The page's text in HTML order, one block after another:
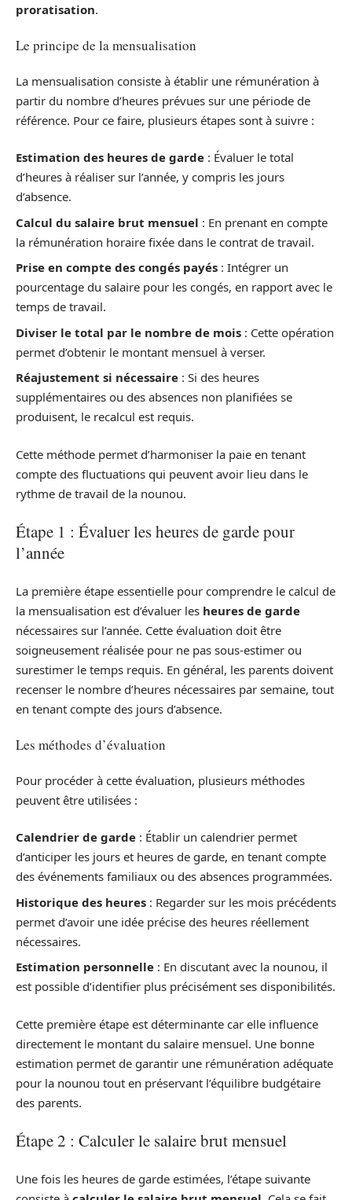
proratisation.
Le principe de la mensualisation
La mensualisation consiste à établir une rémunération à
partir du nombre d’heures prévues sur une période de
référence. Pour ce faire, plusieurs étapes sont à suivre :
Estimation des heures de garde : Évaluer le total
d’heures à réaliser sur l’année, y compris les jours
d’absence.
Calcul du salaire brut mensuel : En prenant en compte
la rémunération horaire fixée dans le contrat de travail.
Prise en compte des congés payés : Intégrer un
pourcentage du salaire pour les congés, en rapport avec le
temps de travail.
Diviser le total par le nombre de mois : Cette opération
permet d’obtenir le montant mensuel à verser.
Réajustement si nécessaire : Si des heures
supplémentaires ou des absences non planifiées se
produisent, le recalcul est requis.
Cette méthode permet d’harmoniser la paie en tenant
compte des fluctuations qui peuvent avoir lieu dans le
rythme de travail de la nounou.
Étape 1 : Évaluer les heures de garde pour
l’année
La première étape essentielle pour comprendre le calcul de
la mensualisation est d’évaluer les heures de garde
nécessaires sur l’année. Cette évaluation doit être
soigneusement réalisée pour ne pas sous-estimer ou
surestimer le temps requis. En général, les parents doivent
recenser le nombre d’heures nécessaires par semaine, tout
en tenant compte des jours d’absence.
Les méthodes d’évaluation
Pour procéder à cette évaluation, plusieurs méthodes
peuvent être utilisées :
Calendrier de garde : Établir un calendrier permet
d’anticiper les jours et heures de garde, en tenant compte
des événements familiaux ou des absences programmées.
Historique des heures : Regarder sur les mois précédents
permet d’avoir une idée précise des heures réellement
nécessaires.
Estimation personnelle : En discutant avec la nounou, il
est possible d’identifier plus précisément ses disponibilités.
Cette première étape est déterminante car elle influence
directement le montant du salaire mensuel. Une bonne
estimation permet de garantir une rémunération adéquate
pour la nounou tout en préservant l’équilibre budgétaire
des parents.
Étape 2 : Calculer le salaire brut mensuel
Une fois les heures de garde estimées, l’étape suivante